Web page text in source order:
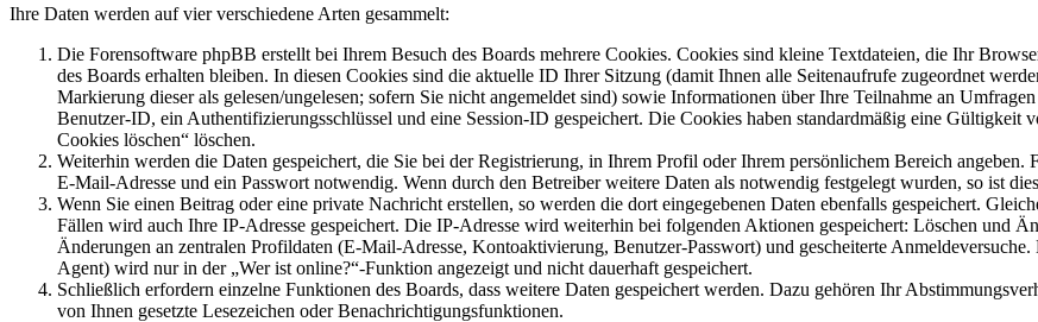
Ihre Daten werden auf vier verschiedene Arten gesammelt:
Die Forensoftware phpBB erstellt bei Ihrem Besuch des Boards mehrere Cookies. Cookies sind kleine Textdateien, die Ihr
des Boards erhalten bleiben. In diesen Cookies sind die aktuelle ID Ihrer Sitzung (damit Ihnen alle Seitenaufrufe zugeordnet
Markierung dieser als gelesen/ungelesen; sofern Sie nicht angemeldet sind) sowie Informationen über Ihre Teilnahme an
Benutzer-ID, ein Authentifizierungsschlüssel und eine Session-ID gespeichert. Die Cookies haben standardmäßig eine
Cookies löschen“ löschen.
Weiterhin werden die Daten gespeichert, die Sie bei der Registrierung, in Ihrem Profil oder Ihrem persönlichem Bereich
E-Mail-Adresse und ein Passwort notwendig. Wenn durch den Betreiber weitere Daten als notwendig festgelegt wurden, so ist
Wenn Sie einen Beitrag oder eine private Nachricht erstellen, so werden die dort eingegebenen Daten ebenfalls gespeichert.
Fällen wird auch Ihre IP-Adresse gespeichert. Die IP-Adresse wird weiterhin bei folgenden Aktionen gespeichert: Löschen und
Änderungen an zentralen Profildaten (E-Mail-Adresse, Kontoaktivierung, Benutzer-Passwort) und gescheiterte
Agent) wird nur in der „Wer ist online?“-Funktion angezeigt und nicht dauerhaft gespeichert.
Schließlich erfordern einzelne Funktionen des Boards, dass weitere Daten gespeichert werden. Dazu gehören Ihr
von Ihnen gesetzte Lesezeichen oder Benachrichtigungsfunktionen.